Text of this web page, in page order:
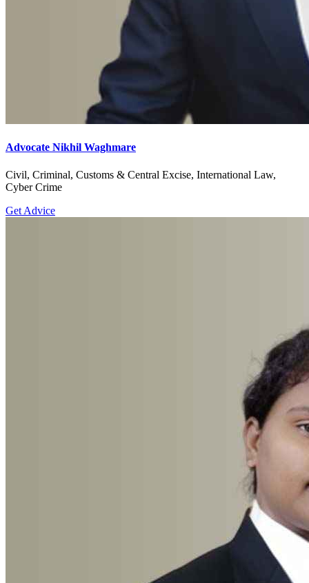
Advocate Nikhil Waghmare
Civil, Criminal, Customs & Central Excise, International Law,
Cyber Crime
Get Advice